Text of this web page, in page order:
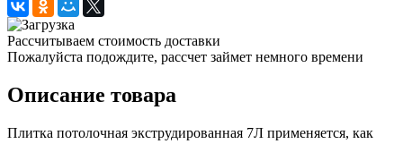
Рассчитываем стоимость доставки
Пожалуйста подождите, рассчет займет немного времени
Описание товара
Плитка потолочная экструдированная 7Л применяется, как